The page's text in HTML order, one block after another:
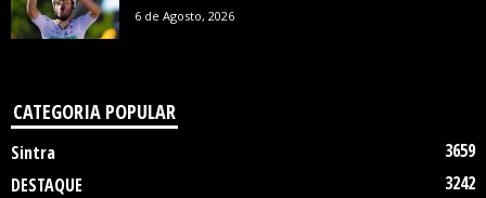
6 de Agosto, 2026
CATEGORIA POPULAR
Sintra
3659
DESTAQUE
3242